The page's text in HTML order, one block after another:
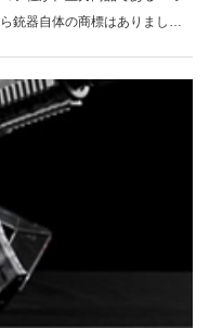
銃器自体の商標はありました